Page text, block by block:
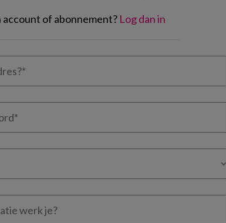
account of abonnement? Log dan in